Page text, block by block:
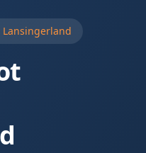
Lansingerland